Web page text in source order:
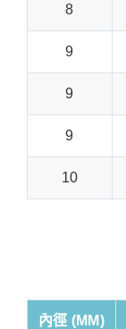
8
9
9
9
10
內徑 (MM)